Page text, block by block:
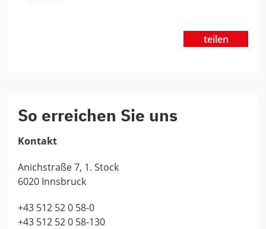
teilen
So erreichen Sie uns
Kontakt
Anichstraße 7, 1. Stock
6020 Innsbruck
+43 512 52 0 58-0
+43 512 52 0 58-130